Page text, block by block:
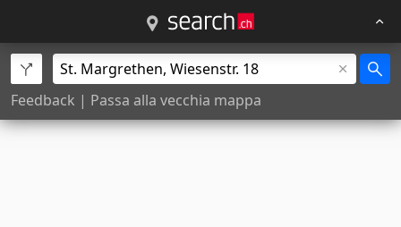
Feedback | Passa alla vecchia mappa